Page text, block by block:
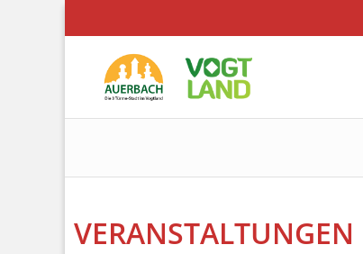
VERANSTALTUNGEN